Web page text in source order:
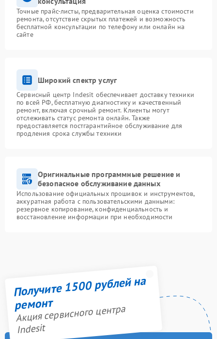
Точные прайс-листы, предварительная оценка стоимости
ремонта, отсутствие скрытых платежей и возможность
бесплатной консультации по телефону или онлайн на
сайте
Широкий спектр услуг
Сервисный центр Indesit обеспечивает доставку техники
по всей РФ, бесплатную диагностику и качественный
ремонт, включая срочный ремонт. Клиенты могут
отслеживать статус ремонта онлайн. Также
предоставляется постгарантийное обслуживание для
продления срока службы техники
Оригинальные программные решение и
безопасное обслуживание данных
Использование официальных прошивок и инструментов,
аккуратная работа с пользовательскими данными:
резервное копирование, конфиденциальность и
восстановление информации при необходимости
Получите 1500 рублей на
ремонт
Акция сервисного центра
Indesit